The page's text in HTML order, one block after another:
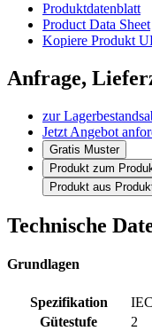
Produktdatenblatt
Product Data Sheet
Kopiere Produkt
Anfrage,
zur
Jetzt Angebot
Gratis Muster
Produkt zum
Produkt aus
Technische
Grundlagen
Spezifikation
Gütestufe
2